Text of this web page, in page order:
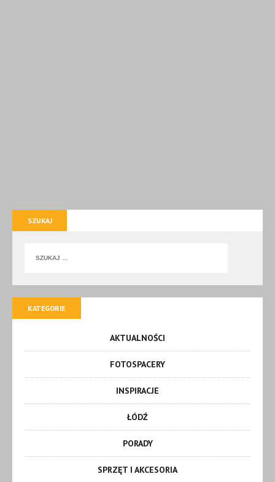
SZUKAJ
KATEGORIE
AKTUALNOŚCI
FOTOSPACERY
INSPIRACJE
ŁÓDŹ
PORADY
SPRZĘT I AKCESORIA